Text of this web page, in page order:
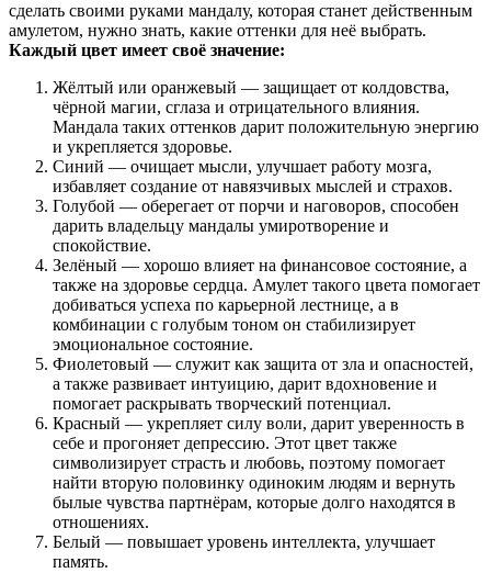
сделать своими руками мандалу, которая станет действенным
амулетом, нужно знать, какие оттенки для неё выбрать.
Каждый цвет имеет своё значение:
Жёлтый или оранжевый — защищает от колдовства,
чёрной магии, сглаза и отрицательного влияния.
Мандала таких оттенков дарит положительную энергию
и укрепляется здоровье.
Синий — очищает мысли, улучшает работу мозга,
избавляет создание от навязчивых мыслей и страхов.
Голубой — оберегает от порчи и наговоров, способен
дарить владельцу мандалы умиротворение и
спокойствие.
Зелёный — хорошо влияет на финансовое состояние, а
также на здоровье сердца. Амулет такого цвета помогает
добиваться успеха по карьерной лестнице, а в
комбинации с голубым тоном он стабилизирует
эмоциональное состояние.
Фиолетовый — служит как защита от зла и опасностей,
а также развивает интуицию, дарит вдохновение и
помогает раскрывать творческий потенциал.
Красный — укрепляет силу воли, дарит уверенность в
себе и прогоняет депрессию. Этот цвет также
символизирует страсть и любовь, поэтому помогает
найти вторую половинку одиноким людям и вернуть
былые чувства партнёрам, которые долго находятся в
отношениях.
Белый — повышает уровень интеллекта, улучшает
память.